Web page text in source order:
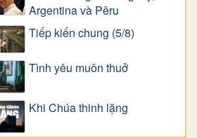
Argentina và Pêru
Tiếp kiến chung (5/8)
Tình yêu muôn thuở
Khi Chúa thinh lặng